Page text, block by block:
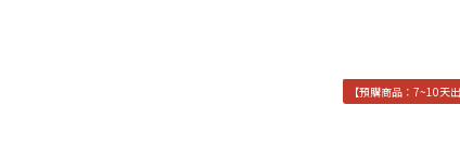
【預購商品：7~10天出